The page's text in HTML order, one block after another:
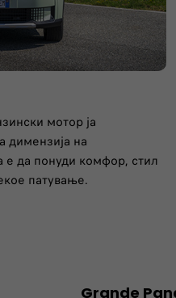
мотор ја
димензија на
е да понуди комфор, стил
патување.
Grande